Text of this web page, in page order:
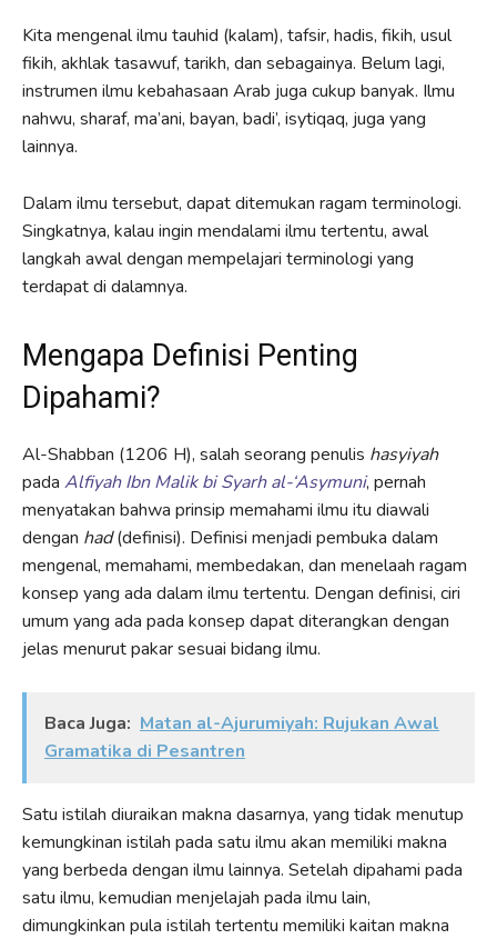
Kita mengenal ilmu tauhid (kalam), tafsir, hadis, fikih, usul
fikih, akhlak tasawuf, tarikh, dan sebagainya. Belum lagi,
instrumen ilmu kebahasaan Arab juga cukup banyak. Ilmu
nahwu, sharaf, ma’ani, bayan, badi’, isytiqaq, juga yang
lainnya.
Dalam ilmu tersebut, dapat ditemukan ragam terminologi.
Singkatnya, kalau ingin mendalami ilmu tertentu, awal
langkah awal dengan mempelajari terminologi yang
terdapat di dalamnya.
Mengapa Definisi Penting
Dipahami?
Al-Shabban (1206 H), salah seorang penulis hasyiyah
pada Alfiyah Ibn Malik bi Syarh al-‘Asymuni, pernah
menyatakan bahwa prinsip memahami ilmu itu diawali
dengan had(definisi). Definisi menjadi pembuka dalam
mengenal, memahami, membedakan, dan menelaah ragam
konsep yang ada dalam ilmu tertentu. Dengan definisi, ciri
umum yang ada pada konsep dapat diterangkan dengan
jelas menurut pakar sesuai bidang ilmu.
Baca Juga: Matan al-Ajurumiyah: Rujukan Awal
Gramatika di Pesantren
Satu istilah diuraikan makna dasarnya, yang tidak menutup
kemungkinan istilah pada satu ilmu akan memiliki makna
yang berbeda dengan ilmu lainnya. Setelah dipahami pada
satu ilmu, kemudian menjelajah pada ilmu lain,
dimungkinkan pula istilah tertentu memiliki kaitan makna